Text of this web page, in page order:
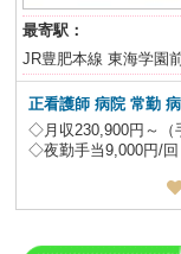
最寄駅：
JR豊肥本線 東海学園
正看護師 病院 常勤
◇月収230,900円～（
◇夜勤手当9,000円/回